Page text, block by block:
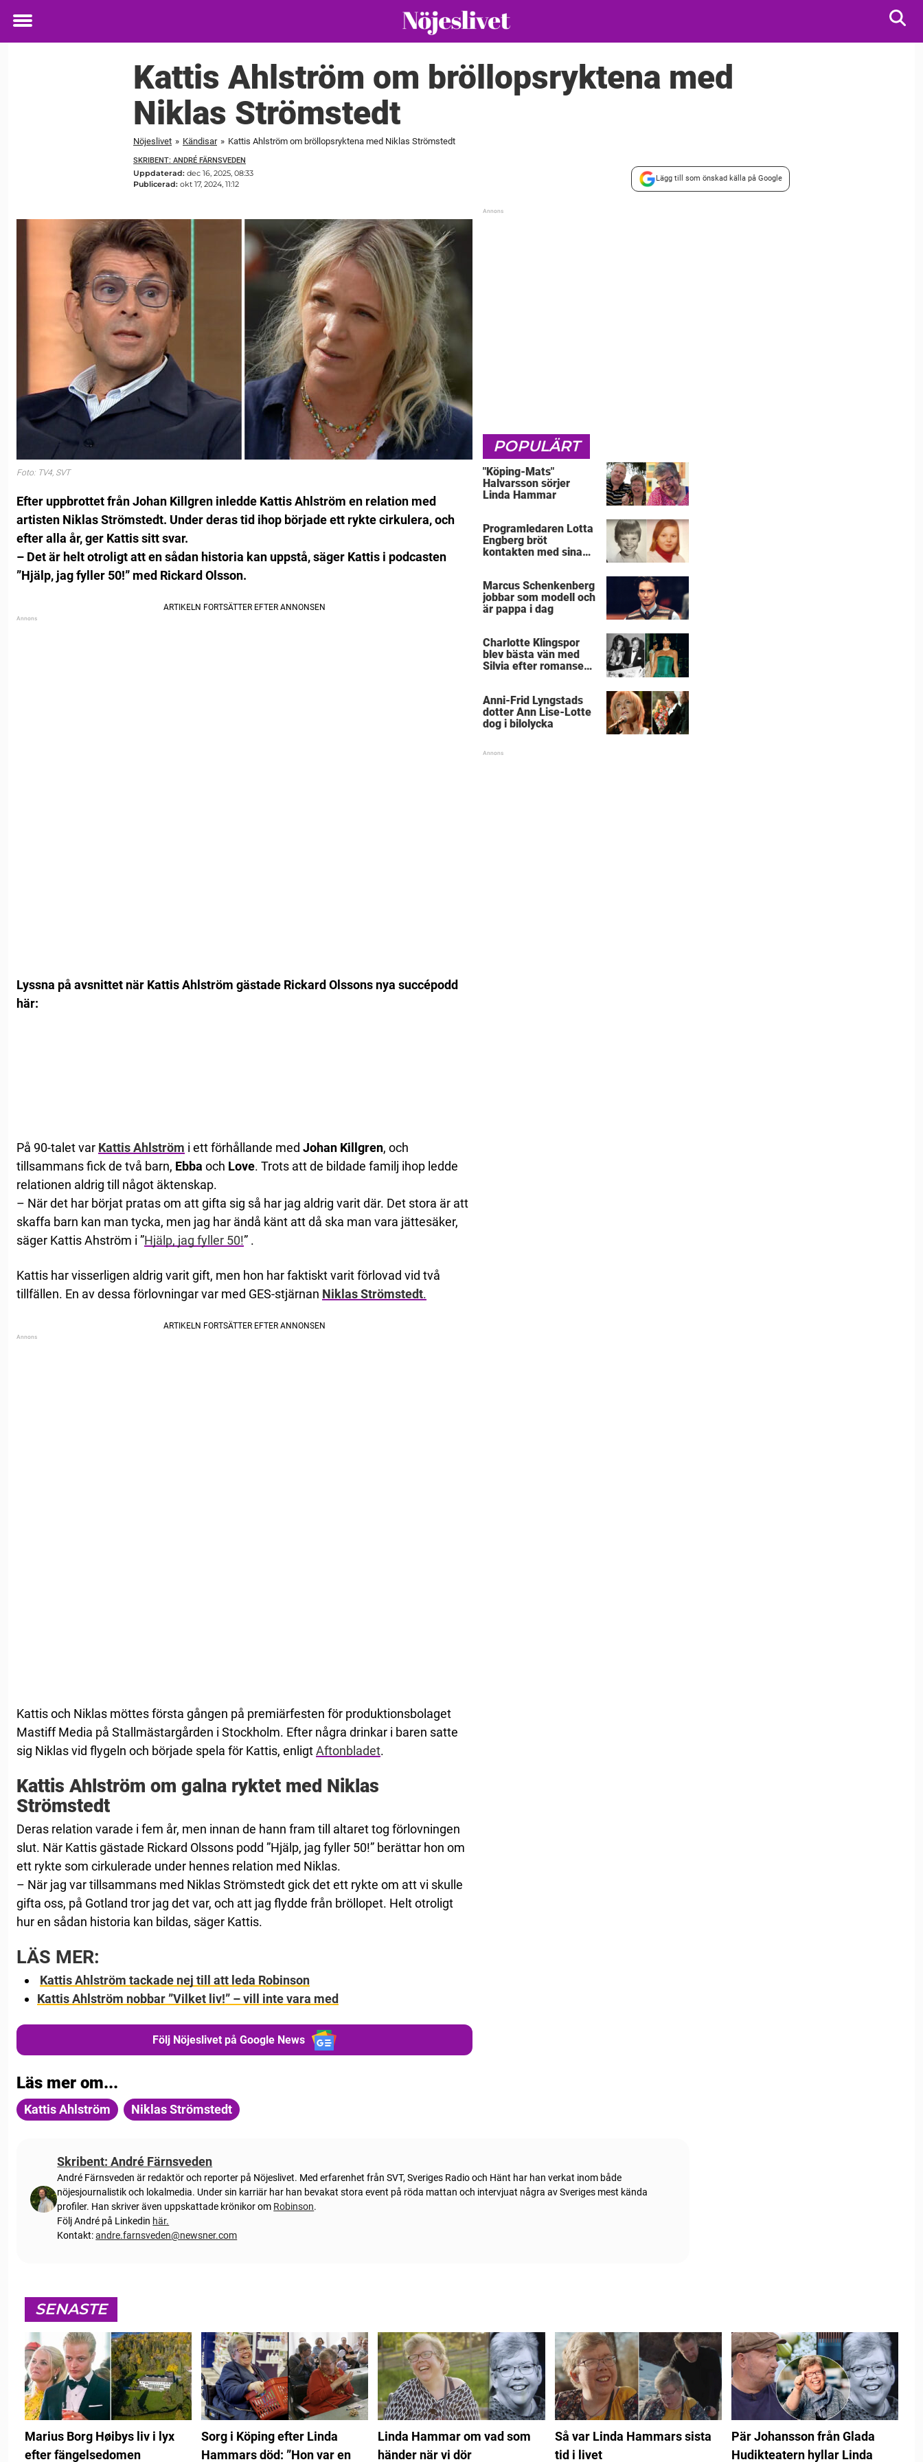
Toggle
Kattis Ahlström om bröllopsryktena med
Niklas Strömstedt
Nöjeslivet » Kändisar » Kattis Ahlström om bröllopsryktena med Niklas Strömstedt
SKRIBENT: ANDRÉ FÄRNSVEDEN
Uppdaterad: dec 16, 2025, 08:33
Publicerad: okt 17, 2024, 11:12
Lägg till som önskad källa på Google
Foto: TV4, SVT
Efter uppbrottet från Johan Killgren inledde Kattis Ahlström en relation med
artisten Niklas Strömstedt. Under deras tid ihop började ett rykte cirkulera, och
efter alla år, ger Kattis sitt svar.
– Det är helt otroligt att en sådan historia kan uppstå, säger Kattis i podcasten
”Hjälp, jag fyller 50!” med Rickard Olsson.
Lyssna på avsnittet när Kattis Ahlström gästade Rickard Olssons nya succépodd
här:
På 90-talet var Kattis Ahlström i ett förhållande med Johan Killgren, och
tillsammans fick de två barn, Ebba och Love. Trots att de bildade familj ihop ledde
relationen aldrig till något äktenskap.
– När det har börjat pratas om att gifta sig så har jag aldrig varit där. Det stora är att
skaffa barn kan man tycka, men jag har ändå känt att då ska man vara jättesäker,
säger Kattis Ahström i ”Hjälp, jag fyller 50!” .
Kattis har visserligen aldrig varit gift, men hon har faktiskt varit förlovad vid två
tillfällen. En av dessa förlovningar var med GES-stjärnan Niklas Strömstedt.
Kattis och Niklas möttes första gången på premiärfesten för produktionsbolaget
Mastiff Media på Stallmästargården i Stockholm. Efter några drinkar i baren satte
sig Niklas vid flygeln och började spela för Kattis, enligtAftonbladet.
Kattis Ahlström om galna ryktet med Niklas
Strömstedt
Deras relation varade i fem år, men innan de hann fram till altaret tog förlovningen
slut. När Kattis gästade Rickard Olssons podd ”Hjälp, jag fyller 50!” berättar hon om
ett rykte som cirkulerade under hennes relation med Niklas.
– När jag var tillsammans med Niklas Strömstedt gick det ett rykte om att vi skulle
gifta oss, på Gotland tror jag det var, och att jag flydde från bröllopet. Helt otroligt
hur en sådan historia kan bildas, säger Kattis.
LÄS MER:
Kattis Ahlström tackade nej till att leda Robinson
Kattis Ahlström nobbar ”Vilket liv!” – vill inte vara med
Följ Nöjeslivet på Google News
POPULÄRT
"Köping-Mats"
Halvarsson sörjer
Linda Hammar
Programledaren Lotta
Engberg bröt
kontakten med sina
Marcus Schenkenberg
jobbar som modell och
är pappa i dag
Charlotte Klingspor
blev bästa vän med
Silvia efter romansen
Anni-Frid Lyngstads
dotter Ann Lise-Lotte
dog i bilolycka
Läs mer om...
Kattis Ahlström Niklas Strömstedt
Skribent: André Färnsveden
André Färnsveden är redaktör och reporter på Nöjeslivet. Med erfarenhet från SVT, Sveriges Radio och Hänt har han verkat inom både
nöjesjournalistik och lokalmedia. Under sin karriär har han bevakat stora event på röda mattan och intervjuat några av Sveriges mest kända
profiler. Han skriver även uppskattade krönikor om Robinson.
Följ André på Linkedin här.
Kontakt:andre.farnsveden@newsner.com
SENASTE
Marius Borg Høibys liv i lyx
efter fängelsedomen
Sorg i Köping efter Linda
Hammars död: ”Hon var en
Linda Hammar om vad som
händer när vi dör
Så var Linda Hammars sista
tid i livet
Pär Johansson från Glada
Hudikteatern hyllar Linda